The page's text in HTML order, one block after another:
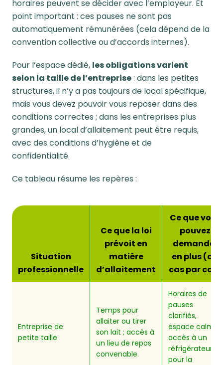
horaires peuvent se décider avec l’employeur. Et
point important : ces pauses ne sont pas
automatiquement rémunérées (cela dépend de la
convention collective ou d’accords internes).
Pour l’espace dédié, les obligations varient
selon la taille de l’entreprise: dans les petites
structures, il n’y a pas toujours de local spécifique,
mais vous devez pouvoir vous reposer dans des
conditions correctes ; dans les entreprises plus
grandes, un local d’allaitement peut être requis,
avec des conditions d’hygiène et de
confidentialité.
Ce tableau résume les repères :
Situation
professionnelle
Ce que la loi
prévoit en
matière
d’allaitement
Ce que vous
pouvez
demander
en plus (au
cas par cas)
Entreprise de
petite taille
Temps pour
allaiter ou tirer
son lait ; accès à
un lieu de repos
convenable.
Horaires de
pauses
clarifiés,
espace calme,
accès à un
réfrigérateur
pour la